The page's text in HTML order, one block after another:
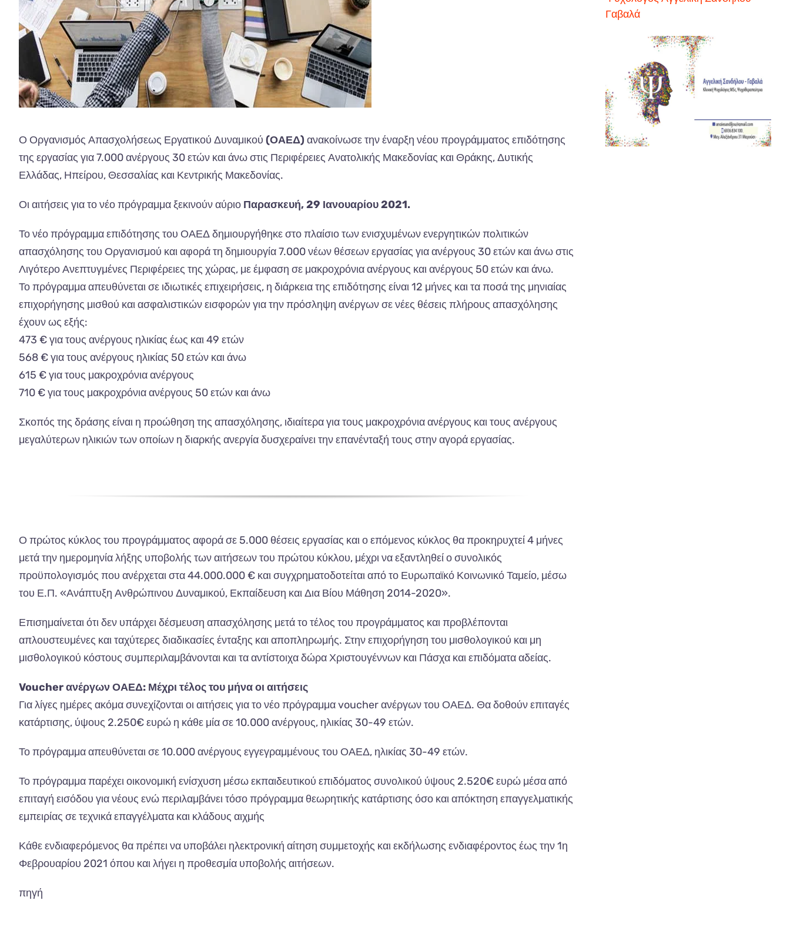
Ο Οργανισμός Απασχολήσεως Εργατικού Δυναμικού (ΟΑΕΔ)ανακοίνωσε την έναρξη νέου προγράμματος επιδότησης
της εργασίας για 7.000 ανέργους 30 ετών και άνω στις Περιφέρειες Ανατολικής Μακεδονίας και Θράκης, Δυτικής
Ελλάδας, Ηπείρου, Θεσσαλίας και Κεντρικής Μακεδονίας.
Οι αιτήσεις για το νέο πρόγραμμα ξεκινούν αύριο Παρασκευή, 29 Ιανουαρίου 2021.
Το νέο πρόγραμμα επιδότησης του ΟΑΕΔ δημιουργήθηκε στο πλαίσιο των ενισχυμένων ενεργητικών πολιτικών
απασχόλησης του Οργανισμού και αφορά τη δημιουργία 7.000 νέων θέσεων εργασίας για ανέργους 30 ετών και άνω στις
Λιγότερο Ανεπτυγμένες Περιφέρειες της χώρας, με έμφαση σε μακροχρόνια ανέργους και ανέργους 50 ετών και άνω.
Το πρόγραμμα απευθύνεται σε ιδιωτικές επιχειρήσεις, η διάρκεια της επιδότησης είναι 12 μήνες και τα ποσά της μηνιαίας
επιχορήγησης μισθού και ασφαλιστικών εισφορών για την πρόσληψη ανέργων σε νέες θέσεις πλήρους απασχόλησης
έχουν ως εξής:
473 € για τους ανέργους ηλικίας έως και 49 ετών
568 € για τους ανέργους ηλικίας 50 ετών και άνω
615 € για τους μακροχρόνια ανέργους
710 € για τους μακροχρόνια ανέργους 50 ετών και άνω
Σκοπός της δράσης είναι η προώθηση της απασχόλησης, ιδιαίτερα για τους μακροχρόνια ανέργους και τους ανέργους
μεγαλύτερων ηλικιών των οποίων η διαρκής ανεργία δυσχεραίνει την επανένταξή τους στην αγορά εργασίας.
Ο πρώτος κύκλος του προγράμματος αφορά σε 5.000 θέσεις εργασίας και ο επόμενος κύκλος θα προκηρυχτεί 4 μήνες
μετά την ημερομηνία λήξης υποβολής των αιτήσεων του πρώτου κύκλου, μέχρι να εξαντληθεί ο συνολικός
προϋπολογισμός που ανέρχεται στα 44.000.000 € και συγχρηματοδοτείται από το Ευρωπαϊκό Κοινωνικό Ταμείο, μέσω
του Ε.Π. «Ανάπτυξη Ανθρώπινου Δυναμικού, Εκπαίδευση και Δια Βίου Μάθηση 2014-2020».
Επισημαίνεται ότι δεν υπάρχει δέσμευση απασχόλησης μετά το τέλος του προγράμματος και προβλέπονται
απλουστευμένες και ταχύτερες διαδικασίες ένταξης και αποπληρωμής. Στην επιχορήγηση του μισθολογικού και μη
μισθολογικού κόστους συμπεριλαμβάνονται και τα αντίστοιχα δώρα Χριστουγέννων και Πάσχα και επιδόματα αδείας.
Voucher ανέργων ΟΑΕΔ: Μέχρι τέλος του μήνα οι αιτήσεις
Για λίγες ημέρες ακόμα συνεχίζονται οι αιτήσεις για το νέο πρόγραμμα voucher ανέργων του ΟΑΕΔ. Θα δοθούν επιταγές
κατάρτισης, ύψους 2.250€ ευρώ η κάθε μία σε 10.000 ανέργους, ηλικίας 30-49 ετών.
Το πρόγραμμα απευθύνεται σε 10.000 ανέργους εγγεγραμμένους του ΟΑΕΔ, ηλικίας 30-49 ετών.
Το πρόγραμμα παρέχει οικονομική ενίσχυση μέσω εκπαιδευτικού επιδόματος συνολικού ύψους 2.520€ ευρώ μέσα από
επιταγή εισόδου για νέους ενώ περιλαμβάνει τόσο πρόγραμμα θεωρητικής κατάρτισης όσο και απόκτηση επαγγελματικής
εμπειρίας σε τεχνικά επαγγέλματα και κλάδους αιχμής
Κάθε ενδιαφερόμενος θα πρέπει να υποβάλει ηλεκτρονική αίτηση συμμετοχής και εκδήλωσης ενδιαφέροντος έως την 1η
Φεβρουαρίου 2021 όπου και λήγει η προθεσμία υποβολής αιτήσεων.
πηγή
Γαβαλά